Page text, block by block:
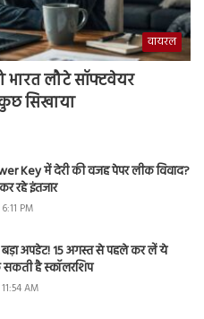
वायरल
भारत लौटे सॉफ्टवेयर
सिखाया
Key में देरी की वजह पेपर लीक विवाद?
रहे इंतजार
PM
बड़ा अपडेट! 15 अगस्त से पहले कर लें ये
है स्कॉलरशिप
AM